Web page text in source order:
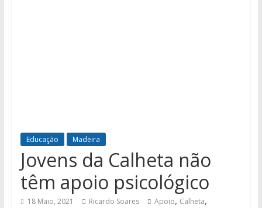
Educação Madeira
Jovens da Calheta não
têm apoio psicológico
18 Maio, 2021 Ricardo Soares Apoio, Calheta,